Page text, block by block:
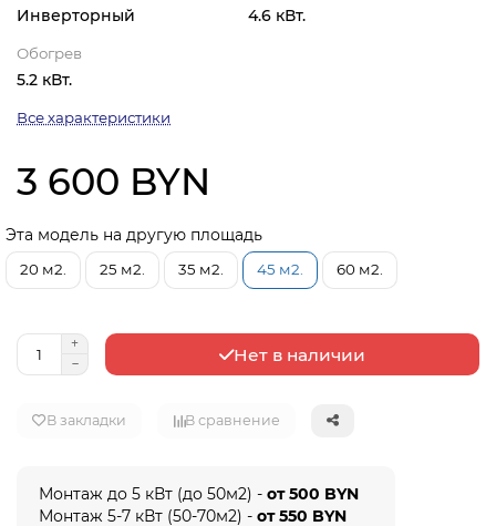
Инверторный 4.6 кВт.
Обогрев
5.2 кВт.
Все характеристики
3 600 BYN
Эта модель на другую площадь
20 м2. 25 м2. 35 м2. 45 м2. 60 м2.
Нет в наличии
В закладки В сравнение
Монтаж до 5 кВт (до 50м2) - от 500 BYN
Монтаж 5-7 кВт (50-70м2) - от 550 BYN